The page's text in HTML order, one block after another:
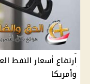
ارتفاع أسعار النفط
وأمريكا